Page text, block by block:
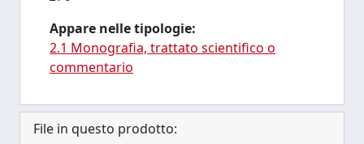
Appare nelle tipologie:
2.1 Monografia, trattato scientifico o
commentario
File in questo prodotto: